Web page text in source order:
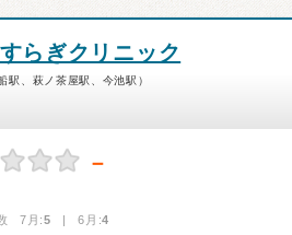
らぎクリニック
駅、萩ノ茶屋駅、今池駅）
－
7月:5 | 6月:4